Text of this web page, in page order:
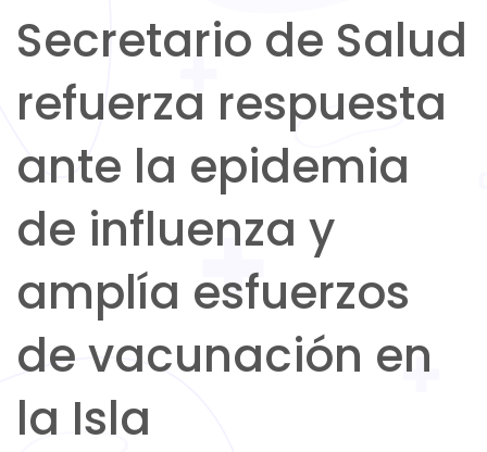
Secretario de Salud
refuerza respuesta
ante la epidemia
de influenza y
amplía esfuerzos
de vacunación en
la Isla